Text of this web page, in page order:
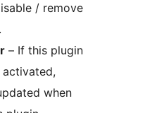
/ remove
– If this plugin
when